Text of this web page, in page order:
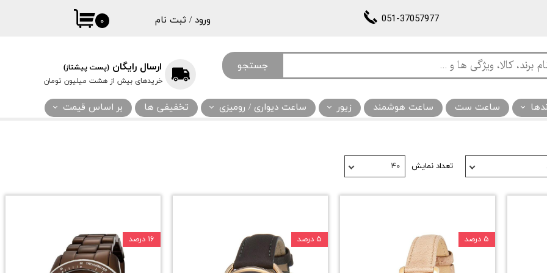
جستجو
۰ ورود / ثبت نام
تغییر گذر واژه
سفارشات
خروج از حساب
051-37057977
ساعت ست ساعت هوشمند زیور ساعت دیواری / رومیزی تخفیفی ها بر اساس قیمت
ارسال رایگان (پست پیشتاز)
خریدهای بیش از هشت میلیون تومان
تعداد نمایش ۴۰
۵ درصد ۵ درصد ۱۶ درصد